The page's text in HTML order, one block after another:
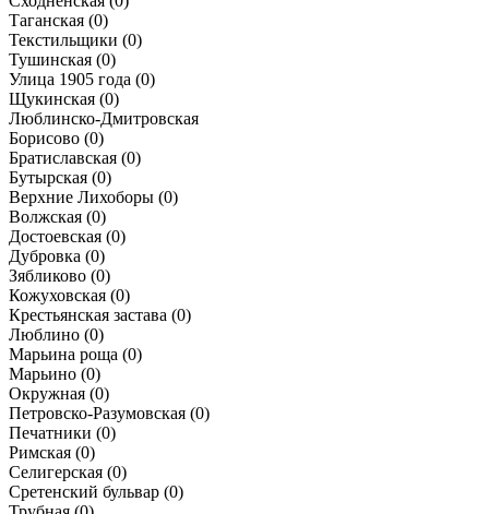
Таганская (0)
Текстильщики (0)
Тушинская (0)
Улица 1905 года (0)
Щукинская (0)
Люблинско-Дмитровская
Борисово (0)
Братиславская (0)
Бутырская (0)
Верхние Лихоборы (0)
Волжская (0)
Достоевская (0)
Дубровка (0)
Зябликово (0)
Кожуховская (0)
Крестьянская застава (0)
Люблино (0)
Марьина роща (0)
Марьино (0)
Окружная (0)
Петровско-Разумовская (0)
Печатники (0)
Римская (0)
Селигерская (0)
Сретенский бульвар (0)